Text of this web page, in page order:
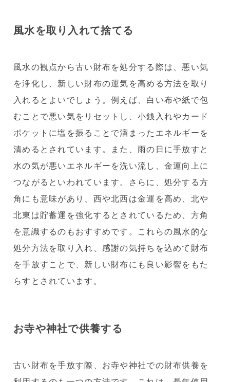
風水を取り入れて捨てる
風水の観点から古い財布を処分する際は、悪い気
を浄化し、新しい財布の運気を高める方法を取り
入れるとよいでしょう。例えば、白い布や紙で包
むことで悪い気をリセットし、小銭入れやカード
ポケットに塩を振ることで溜まったエネルギーを
清めるとされています。また、雨の日に手放すと
水の気が悪いエネルギーを洗い流し、金運向上に
つながるといわれています。さらに、処分する方
角にも意味があり、西や北西は金運を高め、北や
北東は貯蓄運を強化するとされているため、方角
を意識するのもおすすめです。これらの風水的な
処分方法を取り入れ、感謝の気持ちを込めて財布
を手放すことで、新しい財布にも良い影響をもた
らすとされています。
お寺や神社で供養する
古い財布を手放す際、お寺や神社での財布供養を